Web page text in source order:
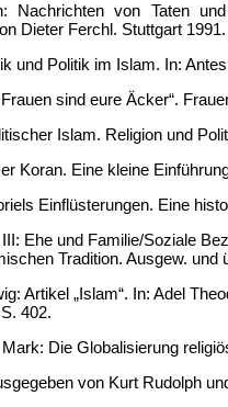
Nachrichten von Taten
Dieter Ferchl. Stuttgart 1991.
und Politik im Islam. In:
Frauen sind eure Äcker“.
Islam. Religion und
Koran. Eine kleine
Einflüsterungen. Eine
Ehe und Familie/Soziale
Tradition. Ausgew.
Artikel „Islam“. In: Adel
402.
Mark: Die Globalisierung
von Kurt Rudolph